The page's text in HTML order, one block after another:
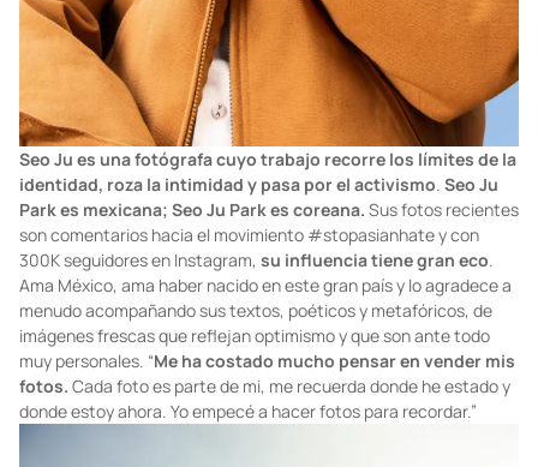
Seo Ju es una fotógrafa cuyo trabajo recorre los límites de la
identidad, roza la intimidad y pasa por el activismo. Seo Ju
Park es mexicana; Seo Ju Park es coreana. Sus fotos recientes
son comentarios hacia el movimiento #stopasianhate y con
300K seguidores en Instagram, su influencia tiene gran eco.
Ama México, ama haber nacido en este gran país y lo agradece a
menudo acompañando sus textos, poéticos y metafóricos, de
imágenes frescas que reflejan optimismo y que son ante todo
muy personales. “Me ha costado mucho pensar en vender mis
fotos. Cada foto es parte de mi, me recuerda donde he estado y
donde estoy ahora. Yo empecé a hacer fotos para recordar.”